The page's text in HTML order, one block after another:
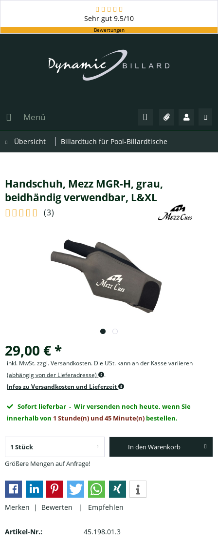
Sehr gut 9.5/10
Bewertungen
Menü
Übersicht Billardtuch für Pool-Billardtische
Handschuh, Mezz MGR-H, grau,
beidhändig verwendbar, L&XL
(3)
29,00 € *
inkl. MwSt. zzgl. Versandkosten. Die USt. kann an der Kasse variieren
(abhängig von der Lieferadresse)
.
Infos zu Versandkosten und Lieferzeit
Sofort lieferbar - Wir versenden noch heute, wenn Sie
innerhalb von 1 Stunde(n) und 45 Minute(n) bestellen.
Größere Mengen auf Anfrage!
In den Warenkorb
Merken | Bewerten | Empfehlen
Artikel-Nr.: 45.198.01.3